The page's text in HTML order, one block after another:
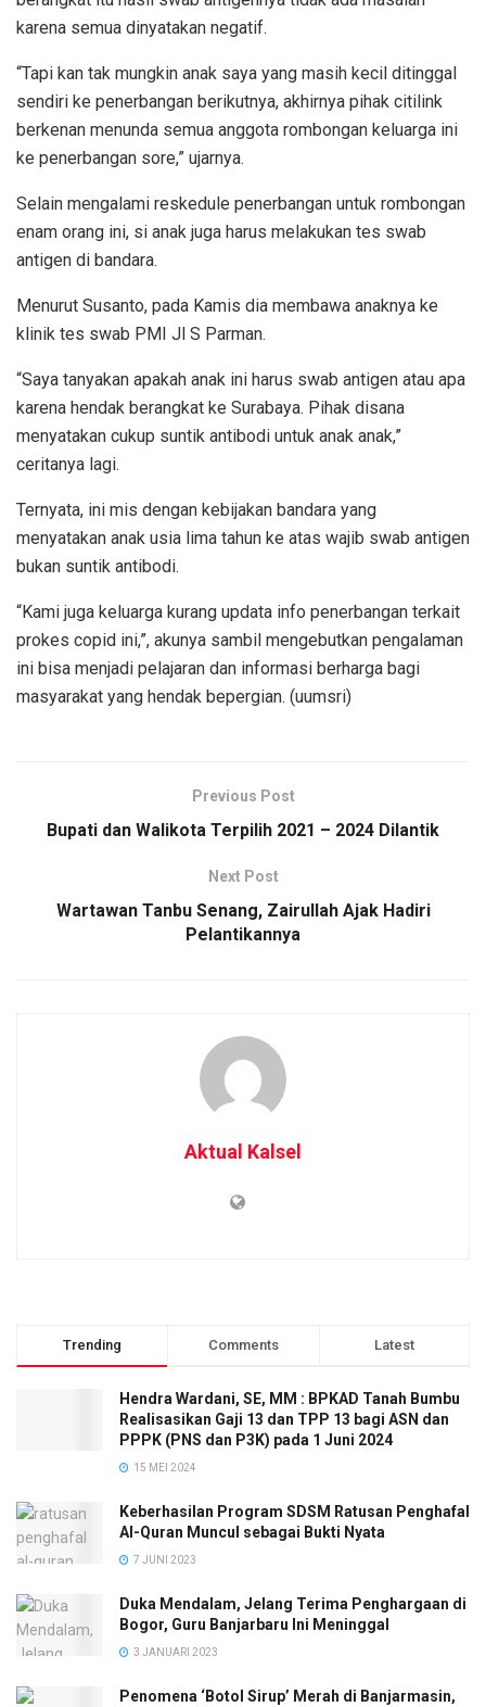
karena semua dinyatakan negatif.
“Tapi kan tak mungkin anak saya yang masih kecil ditinggal
sendiri ke penerbangan berikutnya, akhirnya pihak citilink
berkenan menunda semua anggota rombongan keluarga ini
ke penerbangan sore,” ujarnya.
Selain mengalami reskedule penerbangan untuk rombongan
enam orang ini, si anak juga harus melakukan tes swab
antigen di bandara.
Menurut Susanto, pada Kamis dia membawa anaknya ke
klinik tes swab PMI Jl S Parman.
“Saya tanyakan apakah anak ini harus swab antigen atau apa
karena hendak berangkat ke Surabaya. Pihak disana
menyatakan cukup suntik antibodi untuk anak anak,”
ceritanya lagi.
Ternyata, ini mis dengan kebijakan bandara yang
menyatakan anak usia lima tahun ke atas wajib swab antigen
bukan suntik antibodi.
“Kami juga keluarga kurang updata info penerbangan terkait
prokes copid ini,”, akunya sambil mengebutkan pengalaman
ini bisa menjadi pelajaran dan informasi berharga bagi
masyarakat yang hendak bepergian. (uumsri)
Previous Post
Bupati dan Walikota Terpilih 2021 – 2024 Dilantik
Next Post
Wartawan Tanbu Senang, Zairullah Ajak Hadiri
Pelantikannya
Aktual Kalsel
Trending Comments Latest
Hendra Wardani, SE, MM : BPKAD Tanah Bumbu
Realisasikan Gaji 13 dan TPP 13 bagi ASN dan
PPPK (PNS dan P3K) pada 1 Juni 2024
15 MEI 2024
Keberhasilan Program SDSM Ratusan Penghafal
Al-Quran Muncul sebagai Bukti Nyata
7 JUNI 2023
Duka Mendalam, Jelang Terima Penghargaan di
Bogor, Guru Banjarbaru Ini Meninggal
3 JANUARI 2023
Penomena ‘Botol Sirup’ Merah di Banjarmasin,